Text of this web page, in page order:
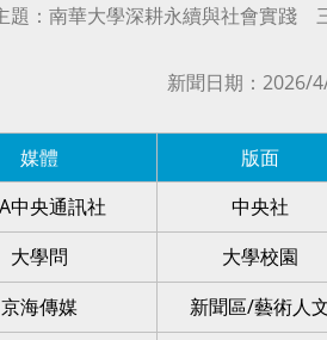
題： 南華大學深耕永續與社會實踐
新聞日期： 2026/
媒體 版面
中央通訊社 中央社
大學問 大學校園
京海傳媒 新聞區/藝術人